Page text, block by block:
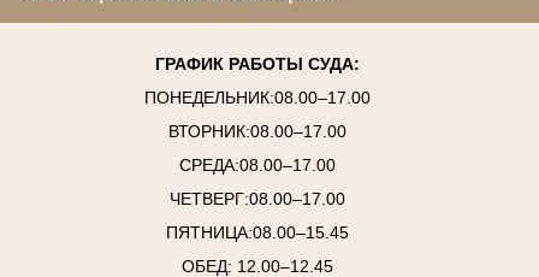
ГРАФИК РАБОТЫ СУДА:
ПОНЕДЕЛЬНИК:08.00–17.00
ВТОРНИК:08.00–17.00
СРЕДА:08.00–17.00
ЧЕТВЕРГ:08.00–17.00
ПЯТНИЦА:08.00–15.45
ОБЕД: 12.00–12.45